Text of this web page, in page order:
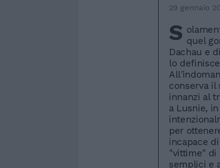
29 gennaio
S quel
Dachau e
lo
conserva il
innanzi al
a Lusnie,
per
incapace
"vittime" di
semplici e